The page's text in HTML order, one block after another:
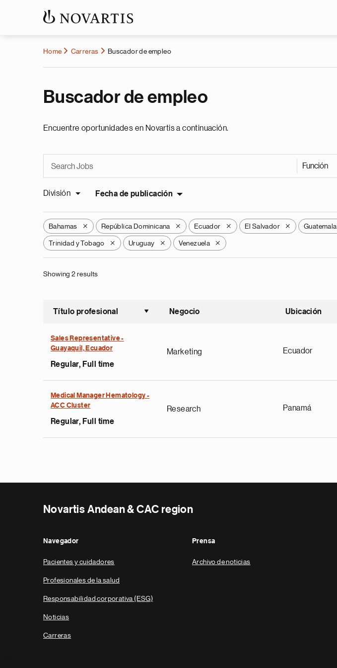
Home Carreras Buscador de empleo
Buscador de empleo
Encuentre oportunidades en Novartis a continuación.
Función
División Fecha de publicación
Bahamas X República Dominicana X Ecuador X El Salvador X Guatemala
Trinidad y Tobago X Uruguay X Venezuela X
Showing 2 results
Título profesional
Ordenar ascendente
Negocio Ubicación
Sales Representative -
Guayaquil, Ecuador
Regular, Full time
Marketing Ecuador
Medical Manager Hematology -
ACC Cluster
Regular, Full time
Research Panamá
Novartis Andean & CAC region
Navegador
Pacientes y cuidadores
Profesionales de la salud
Responsabilidad corporativa (ESG)
Noticias
Carreras
Prensa
Archivo de noticias